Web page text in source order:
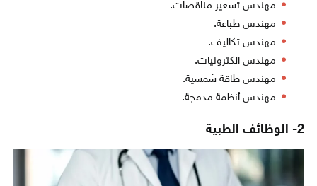
مهندس تسعير مناقصات.
مهندس طباعة.
مهندس تكاليف.
مهندس الكترونيات.
مهندس طاقة شمسية.
مهندس أنظمة مدمجة.
2- الوظائف الطبية